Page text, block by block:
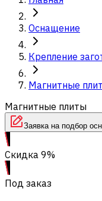
Оснащение
Крепление
Магнитные
Магнитные плиты
Заявка на подбор
Скидка 9%
Под заказ